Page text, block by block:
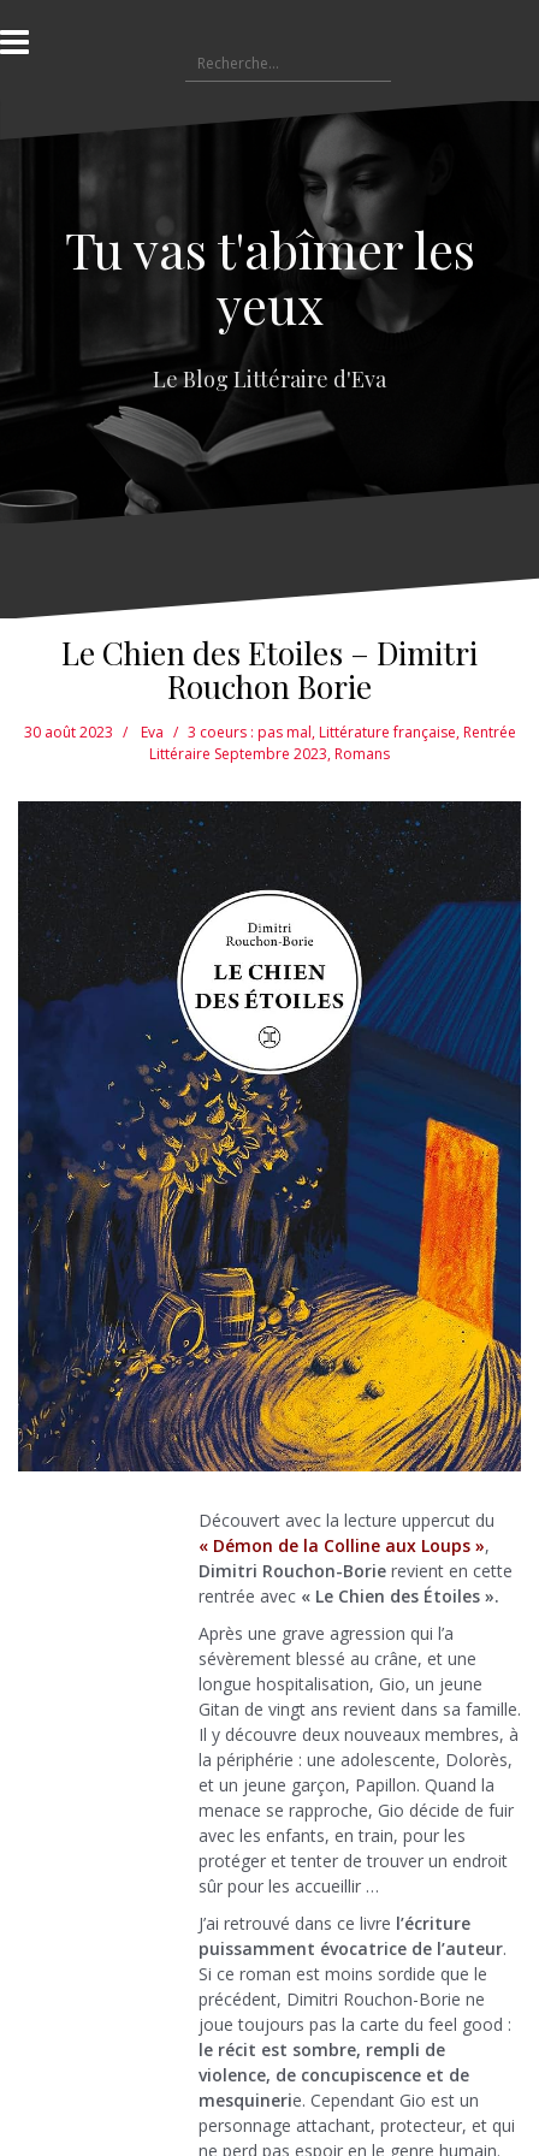
l
a
e
e
Tu vas t'abîmer les
yeux
Le Blog Littéraire d'Eva
Le Chien des Etoiles – Dimitri
Rouchon Borie
30 août 2023 Eva 3 coeurs : pas mal,Littérature française,Rentrée
Littéraire Septembre 2023,Romans
Découvert avec la lecture uppercut du
« Démon de la Colline aux Loups »,
Dimitri Rouchon-Borie revient en cette
rentrée avec « Le Chien des Étoiles ».
Après une grave agression qui l’a
sévèrement blessé au crâne, et une
longue hospitalisation, Gio, un jeune
Gitan de vingt ans revient dans sa famille.
Il y découvre deux nouveaux membres, à
la périphérie : une adolescente, Dolorès,
et un jeune garçon, Papillon. Quand la
menace se rapproche, Gio décide de fuir
avec les enfants, en train, pour les
protéger et tenter de trouver un endroit
sûr pour les accueillir …
J’ai retrouvé dans ce livre l’écriture
puissamment évocatrice de l’auteur.
Si ce roman est moins sordide que le
précédent, Dimitri Rouchon-Borie ne
joue toujours pas la carte du feel good :
le récit est sombre, rempli de
violence, de concupiscence et de
mesquinerie. Cependant Gio est un
personnage attachant, protecteur, et qui
ne perd pas espoir en le genre humain.